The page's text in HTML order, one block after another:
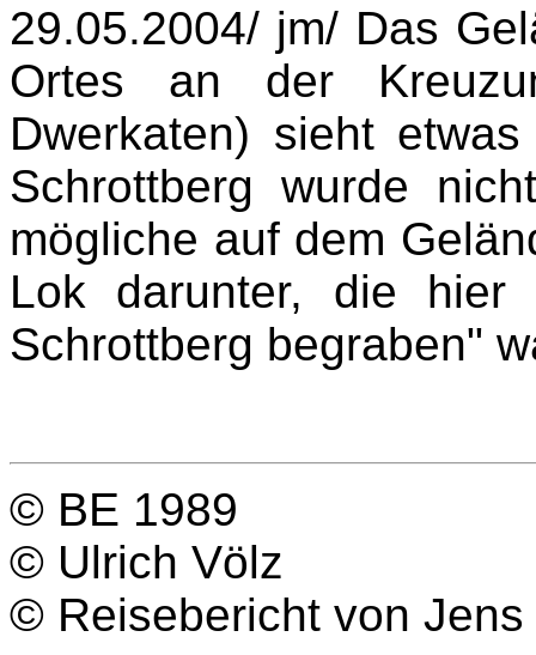
29.05.2004/ jm/ Das
Ortes an der
Dwerkaten) sieht
Schrottberg wurde
mögliche auf dem
Lok darunter, die hier
Schrottberg begraben"
© BE 1989
© Ulrich Völz
© Reisebericht von Jens